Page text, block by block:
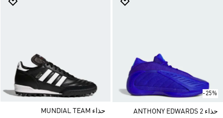
-25%
حذاء ANTHONY EDWARDS 2
حذاء MUNDIAL TEAM